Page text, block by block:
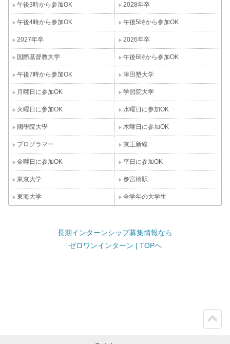
午後3時から参加OK 2028年卒
午後4時から参加OK 午後5時から参加OK
2027年卒 2026年卒
国際基督教大学 午後6時から参加OK
午後7時から参加OK 津田塾大学
月曜日に参加OK 学習院大学
火曜日に参加OK 水曜日に参加OK
國學院大學 木曜日に参加OK
プログラマー 京王新線
金曜日に参加OK 平日に参加OK
東京大学 参宮橋駅
東海大学 全学年の大学生
長期インターンシップ募集情報なら
ゼロワンインターン | TOPへ